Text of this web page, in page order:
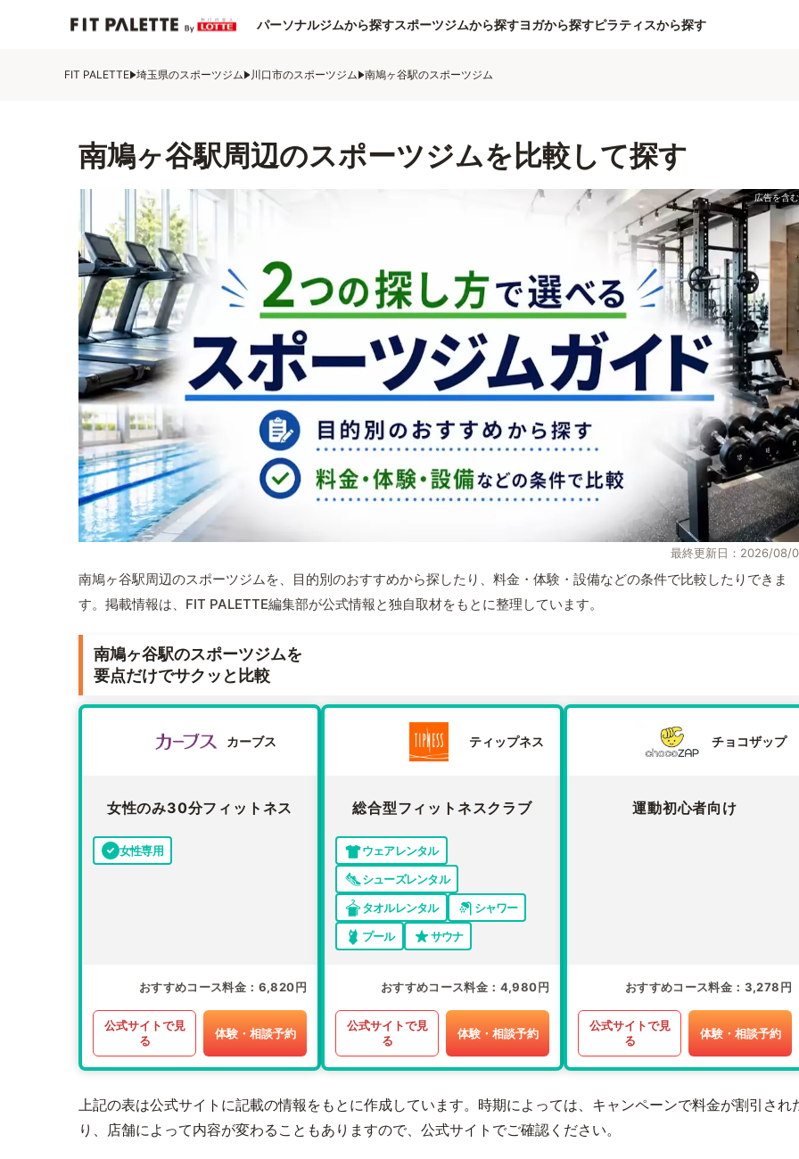
パーソナルジムから探すスポーツジムから探すヨガから探すピラティスから探す
FIT PALETTE 埼玉県のスポーツジム 川口市のスポーツジム 南鳩ヶ谷駅のスポーツジム
南鳩ヶ谷駅周辺のスポーツジムを比較して探す
最終更新日：2026/08/
南鳩ヶ谷駅周辺のスポーツジムを、目的別のおすすめから探したり、料金・体験・設備などの条件で比較したりできま
す。掲載情報は、FIT PALETTE編集部が公式情報と独自取材をもとに整理しています。
南鳩ヶ谷駅のスポーツジムを
要点だけでサクッと比較
カーブス
女性のみ30分フィットネス
女性専用
おすすめコース料金 6,820円
公式サイトで見
る
体験・相談予約
ティップネス
総合型フィットネスクラブ
ウェアレンタル
シューズレンタル
タオルレンタル
シャワー
プール
サウナ
おすすめコース料金 4,980円
公式サイトで見
る
体験・相談予約
チョコザップ
運動初心者向け
おすすめコース料金 3,278円
公式サイトで見
る
体験・相談予約
上記の表は公式サイトに記載の情報をもとに作成しています。時期によっては、キャンペーンで料金が割引され
り、店舗によって内容が変わることもありますので、公式サイトでご確認ください。